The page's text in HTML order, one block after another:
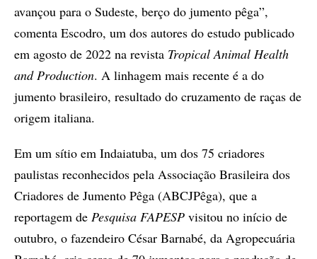
avançou para o Sudeste, berço do jumento pêga”,
comenta Escodro, um dos autores do estudo publicado
em agosto de 2022 na revista Tropical Animal Health
and Production. A linhagem mais recente é a do
jumento brasileiro, resultado do cruzamento de raças de
origem italiana.
Em um sítio em Indaiatuba, um dos 75 criadores
paulistas reconhecidos pela Associação Brasileira dos
Criadores de Jumento Pêga (ABCJPêga), que a
reportagem de Pesquisa FAPESP visitou no início de
outubro, o fazendeiro César Barnabé, da Agropecuária